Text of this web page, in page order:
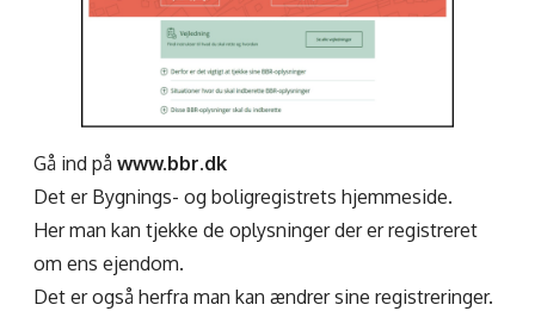
Gå ind på www.bbr.dk
Det er Bygnings- og boligregistrets hjemmeside.
Her man kan tjekke de oplysninger der er registreret
om ens ejendom.
Det er også herfra man kan ændrer sine registreringer.